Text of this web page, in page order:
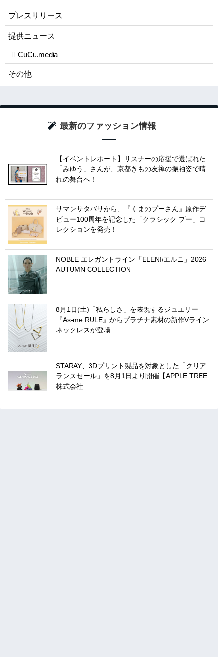
プレスリリース
提供ニュース
CuCu.media
その他
最新のファッション情報
【イベントレポート】リスナーの応援で選ばれた
「みゆう」さんが、京都きもの友禅の振袖姿で晴
れの舞台へ！
サマンサタバサから、『くまのプーさん』原作デ
ビュー100周年を記念した「クラシック プー」コ
レクションを発売！
NOBLE エレガントライン「ELENI/エルニ」2026
AUTUMN COLLECTION
8月1日(土)「私らしさ」を表現するジュエリー
『As-me RULE』からプラチナ素材の新作Vライン
ネックレスが登場
STARAY、3Dプリント製品を対象とした「クリア
ランスセール」を8月1日より開催【APPLE TREE
株式会社